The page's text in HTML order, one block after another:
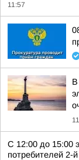
11:57
В
С 12:00 до 15:00
потребителей 2-й